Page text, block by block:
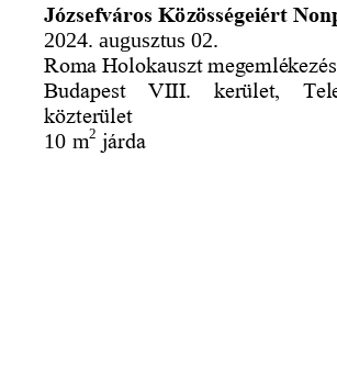
Józsefváros Közösségeiért
2024. augusztus 02.
Roma Holokauszt megemlékezés
Budapest   VIII.   kerület,
közterület
10 m2 járda